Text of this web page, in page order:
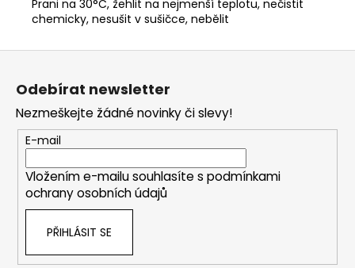
Prani na 30°C, žehlit na nejmenší teplotu, nečistit
chemicky, nesušit v sušičce, nebělit
Z
Odebírat newsletter
Nezmeškejte žádné novinky či slevy!
E-mail
Vložením e-mailu souhlasíte s podmínkami
ochrany osobních údajů
PŘIHLÁSIT SE